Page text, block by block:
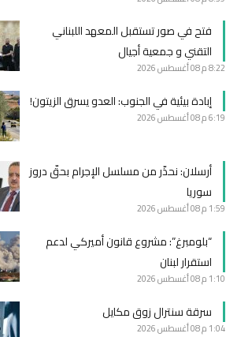
فتح في صور تستقبل المعهد اللبناني
التقني و جمعية أجيال
8:22 م 08 أغسطس 2026
إبادة بيئية في الجنوب: العدو يسرق الزيتون!
6:19 م 08 أغسطس 2026
أرسلان: نحذّر من مسلسل الإجرام بحقّ دروز
سوريا
1:59 م 08 أغسطس 2026
“بلومبرغ”: مشروع قانون أميركي لدعم
استقرار لبنان
1:10 م 08 أغسطس 2026
سرقة سنترال زوق مكايل
1:04 م 08 أغسطس 2026